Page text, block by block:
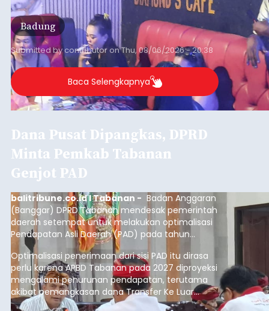
Badung
Submitted bycontributoronThu, 08/06/2026 - 20:38
Baca Selengkapnya
Dana Pusat Dipangkas, DPRD
Minta Pemkab Tabanan
Genjot PAD
balitribune.co.id I Tabanan - Badan Anggaran
(Banggar) DPRD Tabanan mendesak pemerintah
daerah setempat untuk melakukan optimalisasi
Pendapatan Asli Daerah (PAD) pada tahun
anggaran 2027.
Optimalisasi penerimaan dari sisi PAD itu dirasa
perlu karena APBD Tabanan pada 2027 diproyeksi
mengalami penurunan pendapatan, terutama
akibat pemangkasan dana Transfer Ke Luar
Daerah (TKD) dari pemerintah pusat.